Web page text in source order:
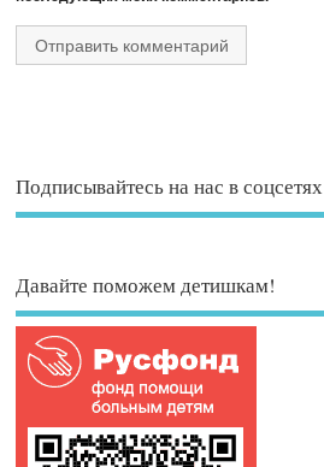
Подписывайтесь на нас в соцсетях
Давайте поможем детишкам!